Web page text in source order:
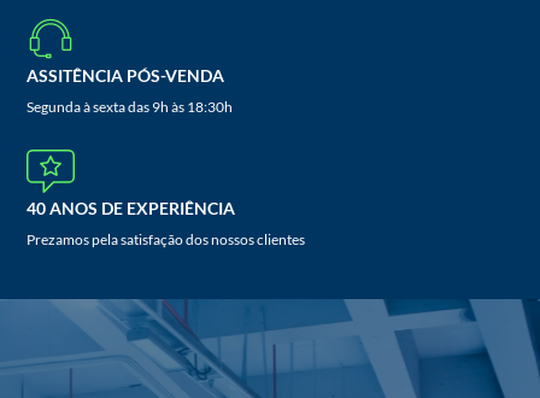
ASSITÊNCIA PÓS-VENDA
Segunda à sexta das 9h às 18:30h
40 ANOS DE EXPERIÊNCIA
Prezamos pela satisfação dos nossos clientes